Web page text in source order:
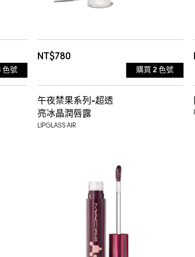
SUBLIME(新色)
色號
NT$780
購買 2 色號
LIQUID LUREX 短效品 效
期:2027-06-01
RUBY SPARKS
午夜禁果系列-超透
亮冰晶潤唇露
LIPGLASS AIR